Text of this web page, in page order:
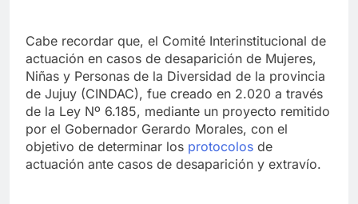
Cabe recordar que, el Comité Interinstitucional de
actuación en casos de desaparición de Mujeres,
Niñas y Personas de la Diversidad de la provincia
de Jujuy (CINDAC), fue creado en 2.020 a través
de la Ley Nº 6.185, mediante un proyecto remitido
por el Gobernador Gerardo Morales, con el
objetivo de determinar los protocolos de
actuación ante casos de desaparición y extravío.